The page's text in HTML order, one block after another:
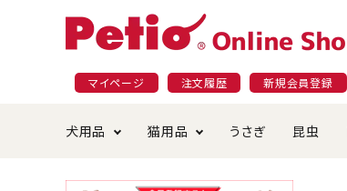
マイページ 注文履歴 新規会員登録
犬用品 猫用品 うさぎ 昆虫